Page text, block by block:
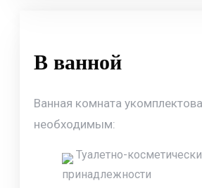
В ванной
Ванная комната
необходимым:
Туалетно-
принадлежности